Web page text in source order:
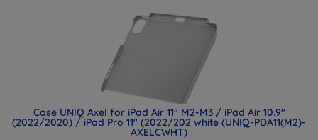
Case UNIQ Axel for iPad Air 11" M2-M3 / iPad Air 10.9"
(2022/2020) / iPad Pro 11" (2022/202 white (UNIQ-PDA11(M2)-
AXELCWHT)